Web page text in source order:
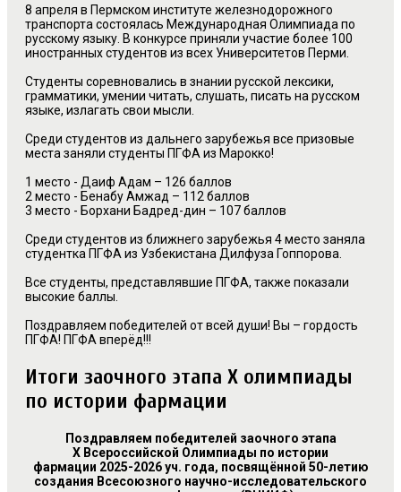
8 апреля в Пермском институте железнодорожного
транспорта состоялась Международная Олимпиада по
русскому языку. В конкурсе приняли участие более 100
иностранных студентов из всех Университетов Перми.
Студенты соревновались в знании русской лексики,
грамматики, умении читать, слушать, писать на русском
языке, излагать свои мысли.
Среди студентов из дальнего зарубежья все призовые
места заняли студенты ПГФА из Марокко!
1 место - Даиф Адам – 126 баллов
2 место - Бенабу Амжад – 112 баллов
3 место - Борхани Бадред-дин – 107 баллов
Среди студентов из ближнего зарубежья 4 место заняла
студентка ПГФА из Узбекистана Дилфуза Гоппорова.
Все студенты, представлявшие ПГФА, также показали
высокие баллы.
Поздравляем победителей от всей души! Вы – гордость
ПГФА! ПГФА вперёд!!!
Итоги заочного этапа Х олимпиады
по истории фармации
Поздравляем победителей заочного этапа
X Всероссийской Олимпиады по истории
фармации 2025-2026 уч. года, посвящённой 50-летию
создания Всесоюзного научно-исследовательского